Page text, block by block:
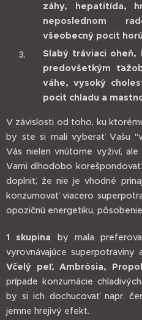
záhy, hepatitída,
neposlednom
všeobecný pocit
Slabý tráviaci oheň,
predovšetkým
váhe, vysoký
pocit chladu a
V závislosti od toho, ku
by ste si mali vyberať Vašu
Vás nielen vnútorne vyživí,
Vami dlhodobo
doplniť, že nie je vhodné
konzumovať viacero
opozičnú energetiku,
1 skupina
by mala
vyrovnávajúce superpotraviny
Včelý peľ, Ambrósia,
prípade konzumácie
by si ich dochucovať napr.
jemne hrejivý efekt.